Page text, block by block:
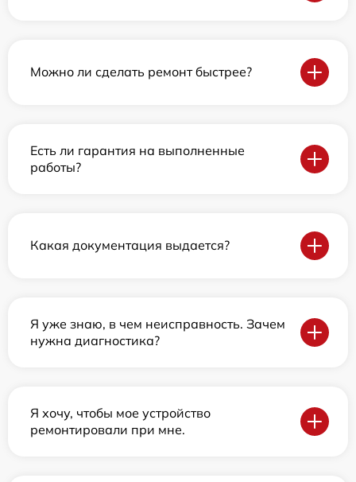
Можно ли сделать ремонт быстрее?
Есть ли гарантия на выполненные
работы?
Какая документация выдается?
Я уже знаю, в чем неисправность. Зачем
нужна диагностика?
Я хочу, чтобы мое устройство
ремонтировали при мне.